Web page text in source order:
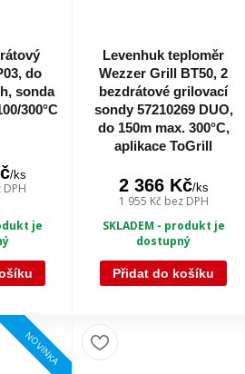
do
sonda
300°C
/ks
DPH
je
Levenhuk teploměr
Wezzer Grill BT50, 2
bezdrátové grilovací
sondy 57210269 DUO,
do 150m max. 300°C,
aplikace ToGrill
2 366 Kč/ks
1 955 Kč bez DPH
SKLADEM - produkt je
dostupný
Přidat do košíku
NOVINKA